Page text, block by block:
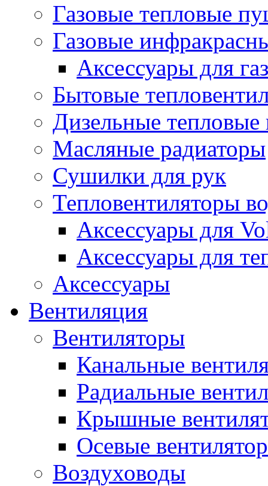
Газовые тепловые
Газовые
Аксессуары для
Бытовые
Дизельные
Масляные радиаторы
Сушилки для рук
Тепловентиляторы
Аксессуары для
Аксессуары для
Аксессуары
Вентиляция
Вентиляторы
Канальные
Радиальные
Крышные
Осевые
Воздуховоды